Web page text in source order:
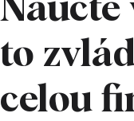
Naučte
to
celou